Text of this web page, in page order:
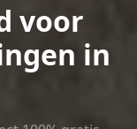
voor
in